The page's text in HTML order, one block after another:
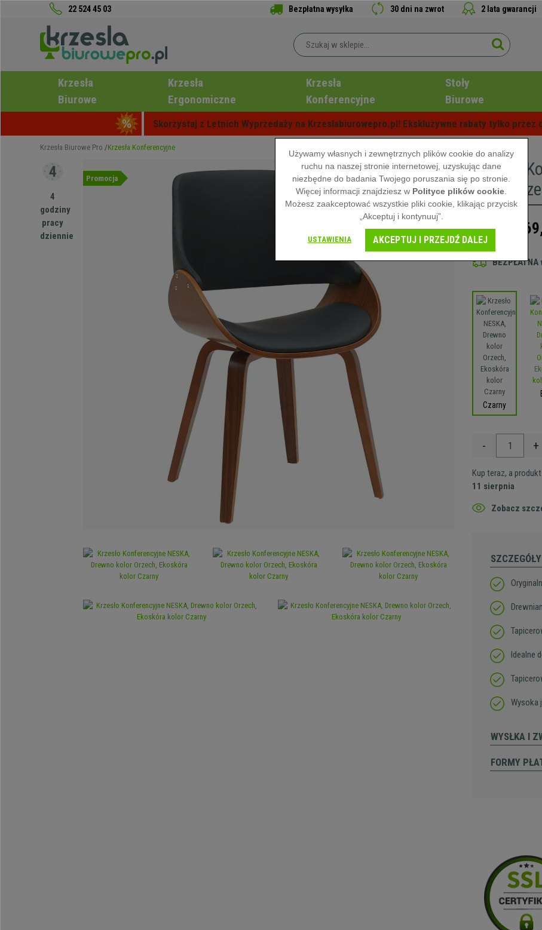
22 524 45 03 Bezpłatna wysyłka 30 dni na zwrot 2 lata gwarancji
Krzesła
Biurowe
Krzesła
Ergonomiczne
Krzesła
Konferencyjne
Stoły
Biurowe
Skorzystaj z Letnich Wyprzedaży na Krzeslabiurowepro.pl! Ekskluzywne rabaty tylko przez
Krzesła Biurowe Pro Krzesła Konferencyjne
4
godziny
pracy
dziennie
Promocja
Krzesło
kolor
999,00 zł
BEZPŁATNA
Czarny
- +
Kup teraz, a
11 sierpnia
Zobacz
SZCZEGÓŁY
Idealne
Wysoka
WYSŁKA I
FORMY
Używamy własnych i zewnętrznych plików cookie do analizy
ruchu na naszej stronie internetowej, uzyskując dane
niezbędne do badania Twojego poruszania się po stronie.
Więcej informacji znajdziesz w Polityce plików cookie
Możesz zaakceptować wszystkie pliki cookie, klikając przycisk
„Akceptuj i kontynuuj”.
USTAWIENIA AKCEPTUJ I PRZEJDŹ DALEJ